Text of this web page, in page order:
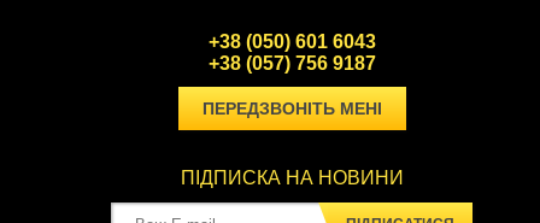
+38 (050) 601 6043
+38 (057) 756 9187
ПЕРЕДЗВОНІТЬ МЕНІ
ПІДПИСКА НА НОВИНИ